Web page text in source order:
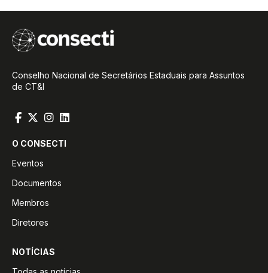
Conselho Nacional de Secretários Estaduais para Assuntos
de CT&I
O CONSECTI
Eventos
Documentos
Membros
Diretores
NOTÍCIAS